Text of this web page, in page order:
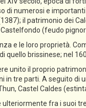
numerosi e
il patrimonio dei
(feudo
e le loro proprietà.
brissinese; nel
unito il proprio
in tre parti. A seguito
Castel Caldes
fra i suoi